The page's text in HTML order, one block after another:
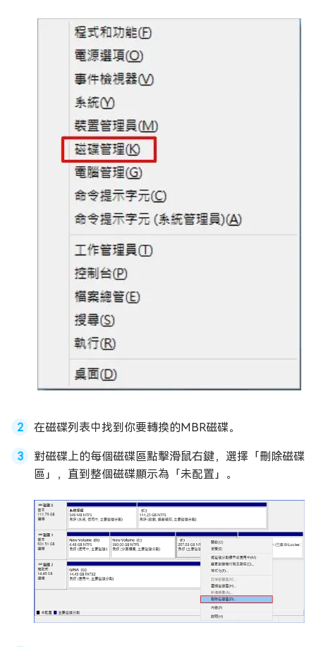
在磁碟列表中找到你要轉換的MBR磁碟。
對磁碟上的每個磁碟區點擊滑鼠右鍵，選擇「刪除磁碟
區」，直到整個磁碟顯示為「未配置」。